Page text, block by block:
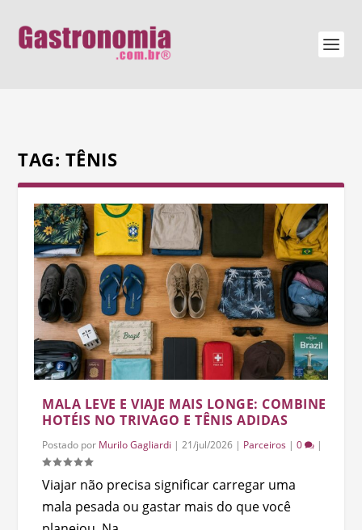
TAG: TÊNIS
MALA LEVE E VIAJE MAIS LONGE: COMBINE
HOTÉIS NO TRIVAGO E TÊNIS ADIDAS
Postado por Murilo Gagliardi |21/jul/2026 | Parceiros |0 |
Viajar não precisa significar carregar uma
mala pesada ou gastar mais do que você